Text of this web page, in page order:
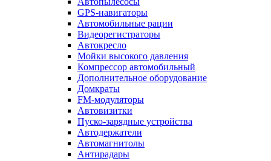
GPS-навигаторы
Автомобильные рации
Видеорегистраторы
Автокресло
Мойки высокого давления
Компрессор автомобильный
Дополнительное оборудование
Домкраты
FM-модуляторы
Автовизитки
Пуско-зарядные устройства
Автодержатели
Автомагнитолы
Антирадары